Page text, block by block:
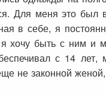
Для меня это был
в себе, я
я хочу быть с ним
с 14
не законной